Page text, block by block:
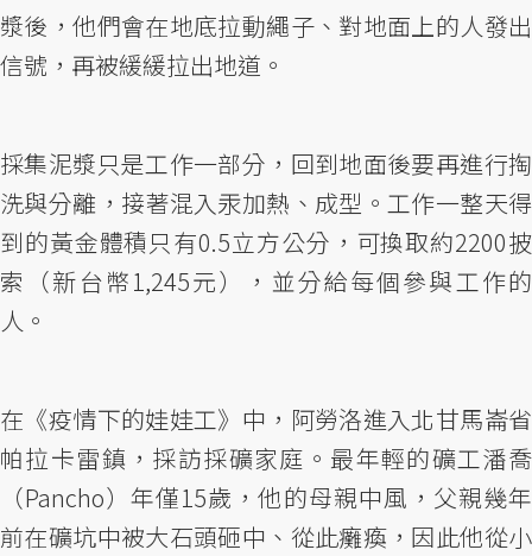
漿後，他們會在地底拉動繩子、對地面上的人發出
信號，再被緩緩拉出地道。
採集泥漿只是工作一部分，回到地面後要再進行掏
洗與分離，接著混入汞加熱、成型。工作一整天得
到的黃金體積只有0.5立方公分，可換取約2200披
索（新台幣1,245元），並分給每個參與工作的
人。
在《疫情下的娃娃工》中，阿勞洛進入北甘馬崙省
帕拉卡雷鎮，採訪採礦家庭。最年輕的礦工潘喬
（Pancho）年僅15歲，他的母親中風，父親幾年
前在礦坑中被大石頭砸中、從此癱瘓，因此他從小